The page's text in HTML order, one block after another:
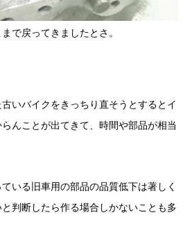
で戻ってきましたとさ。
いバイクをきっちり直そうとするとイ
んことが出てきて、時間や部品が相当
いる旧車用の部品の品質低下は著しく
判断したら作る場合しかないことも多